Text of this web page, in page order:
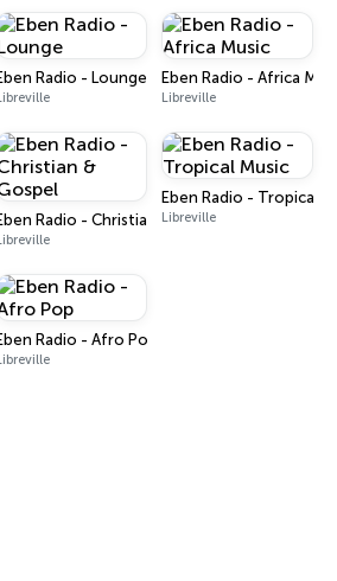
Radio - Lounge Eben Radio - Africa
Libreville
Radio - Christian & Gospel
Eben Radio - Tropical
Libreville
Radio - Afro Pop